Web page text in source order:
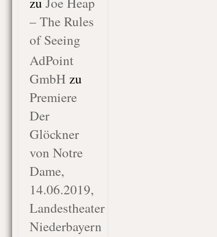
– The Rules
of Seeing
AdPoint
GmbH zu
Premiere
Der
Glöckner
von Notre
Dame,
14.06.2019,
Landestheater
Niederbayern